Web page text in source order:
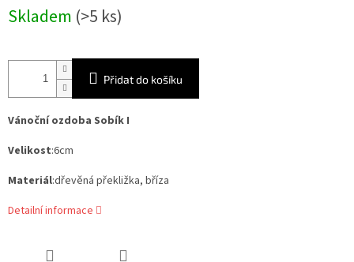
cena:
Skladem (>5 ks)
Přidat do košíku
Vánoční ozdoba Sobík I
Velikost:6cm
Materiál:dřevěná překližka, bříza
Detailní informace